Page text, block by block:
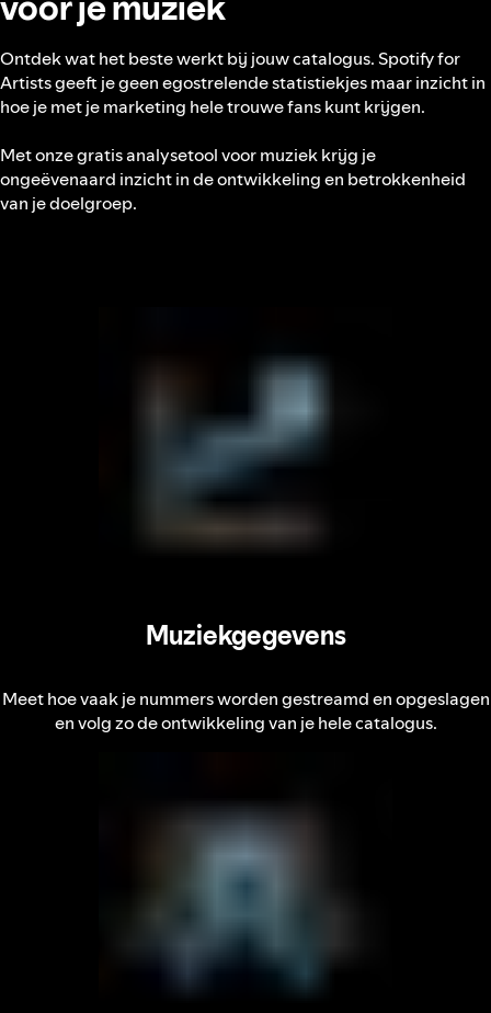
Ontdek wat het beste werkt bij jouw catalogus. Spotify for
Artists geeft je geen egostrelende statistiekjes maar inzicht in
hoe je met je marketing hele trouwe fans kunt krijgen.
Met onze gratis analysetool voor muziek krijg je
ongeëvenaard inzicht in de ontwikkeling en betrokkenheid
van je doelgroep.
Muziekgegevens
Meet hoe vaak je nummers worden gestreamd en opgeslagen
en volg zo de ontwikkeling van je hele catalogus.